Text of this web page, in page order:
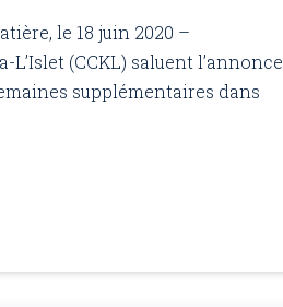
le 18 juin 2020 –
(CCKL) saluent l’annonce
supplémentaires dans